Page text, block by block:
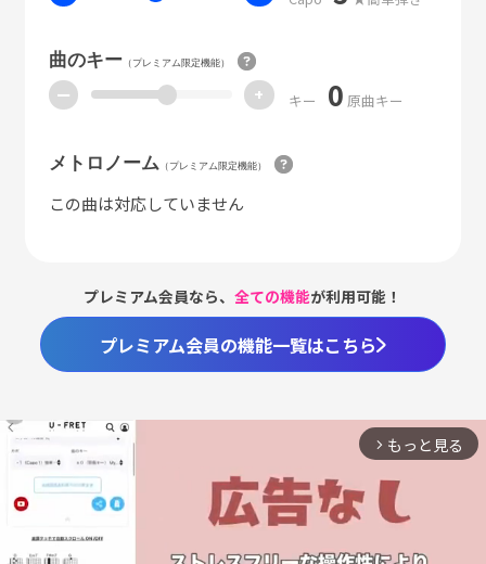
曲のキー（プレミアム限定機能）
ー + キー 0 原曲キー
メトロノーム （プレミアム限定機能）
この曲は対応していません
プレミアム会員なら、全ての機能が利用可能！
プレミアム会員の機能一覧はこちら
arrow_forward_ios もっと見る